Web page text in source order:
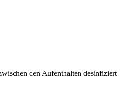
den Aufenthalten desinfiziert